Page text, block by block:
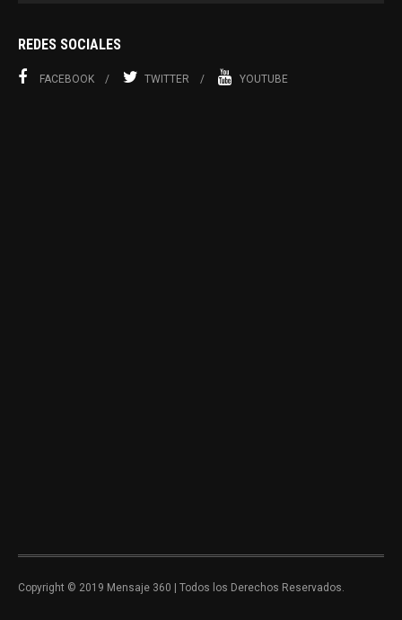
REDES SOCIALES
FACEBOOK TWITTER YOUTUBE
Copyright © 2019 Mensaje 360 | Todos los Derechos Reservados.